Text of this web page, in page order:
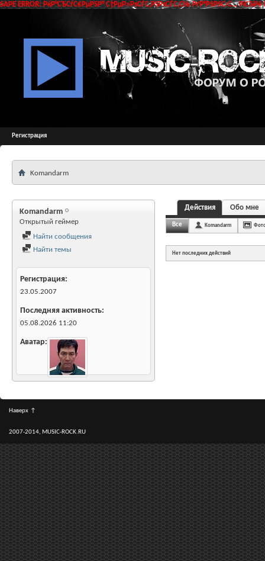
SAPE ERROR: РќР°СЂСѓС€РµРЅР° С†РµР»РѕСЃС‚РЅРѕСЃС‚СЊ РґР°РЅРЅС‹С…
Регистрация
Komandarm
Komandarm
Открытый геймер
Найти сообщения
Найти темы
Регистрация
23.05.2007
Последняя активность
05.08.2026 11:20
Аватар
Действия Обо мне
Все Komandarm
Нет последних действий
Наверх ↑
2007-2014, MUSIC-ROCK.RU